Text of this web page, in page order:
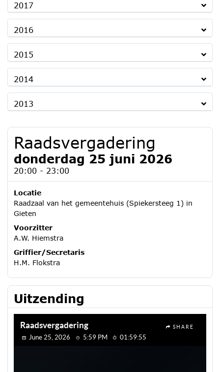
2017
2016
2015
2014
2013
Raadsvergadering
donderdag 25 juni 2026
20:00 - 23:00
Locatie
Raadzaal van het gemeentehuis (Spiekersteeg 1) in
Gieten
Voorzitter
A.W. Hiemstra
Griffier/Secretaris
H.M. Flokstra
Uitzending